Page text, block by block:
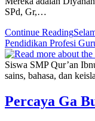
SPd, Gr,…
Continue Reading
Pendidikan Profesi
Siswa SMP Qur’an
sains, bahasa, dan
Percaya Ga